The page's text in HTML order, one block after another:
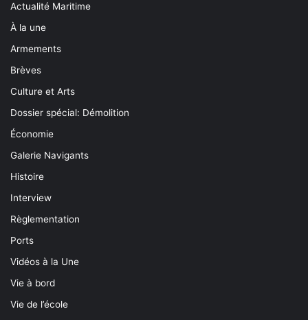
Actualité Maritime
À la une
Armements
Brèves
Culture et Arts
Dossier spécial: Démolition
Économie
Galerie Navigants
Histoire
Interview
Règlementation
Ports
Vidéos à la Une
Vie à bord
Vie de l’école